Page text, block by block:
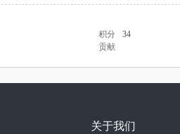
积分
34
贡献
关于我们